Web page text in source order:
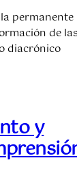
permanente
de
diacrónico
y